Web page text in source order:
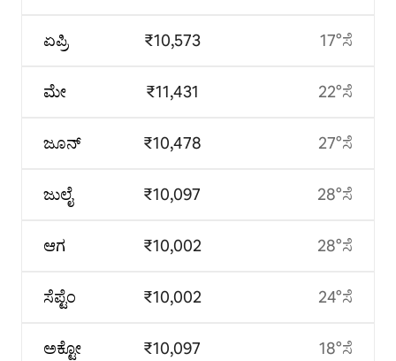
ಏಪ್ರಿ
ಮೇ
ಜೂನ್
ಜುಲೈ
ಆಗ
ಸೆಪ್ಟೆಂ
ಅಕ್ಟೋ
₹10,573
₹11,431
₹10,478
₹10,097
₹10,002
₹10,002
₹10,097
17°ಸೆ
22°ಸೆ
27°ಸೆ
28°ಸೆ
28°ಸೆ
24°ಸೆ
18°ಸೆ